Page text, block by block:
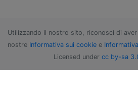
Utilizzando il nostro sito, riconosci di
nostre Informativa sui cookie e
Licensed under cc by-sa